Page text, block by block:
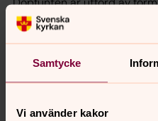
Samtycke
Vi använder kakor
Råbäcks mekaniska
Lidköpingssmeden Sven